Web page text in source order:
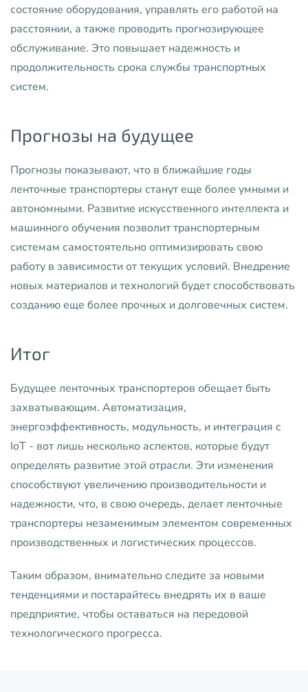
состояние оборудования, управлять его работой на
расстоянии, а также проводить прогнозирующее
обслуживание. Это повышает надежность и
продолжительность срока службы транспортных
систем.
Прогнозы на будущее
Прогнозы показывают, что в ближайшие годы
ленточные транспортеры станут еще более умными и
автономными. Развитие искусственного интеллекта и
машинного обучения позволит транспортерным
системам самостоятельно оптимизировать свою
работу в зависимости от текущих условий. Внедрение
новых материалов и технологий будет способствовать
созданию еще более прочных и долговечных систем.
Итог
Будущее ленточных транспортеров обещает быть
захватывающим. Автоматизация,
энергоэффективность, модульность, и интеграция с
IoT - вот лишь несколько аспектов, которые будут
определять развитие этой отрасли. Эти изменения
способствуют увеличению производительности и
надежности, что, в свою очередь, делает ленточные
транспортеры незаменимым элементом современных
производственных и логистических процессов.
Таким образом, внимательно следите за новыми
тенденциями и постарайтесь внедрять их в ваше
предприятие, чтобы оставаться на передовой
технологического прогресса.